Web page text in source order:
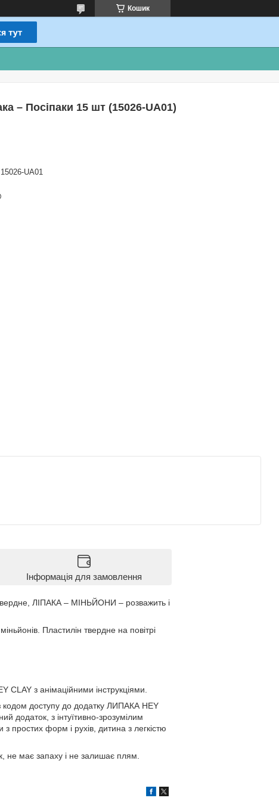
Кошик
– Посіпаки 15 шт (15026-UA01)
15026-UA01
Інформація для замовлення
ЛІПАКА – МІНЬЙОНИ – розважить і
Пластилін твердне на повітрі
з анімаційними інструкціями.
кодом доступу до додатку ЛИПАКА HEY
додаток, з інтуїтивно-зрозумілим
простих форм і рухів, дитина з легкістю
не має запаху і не залишає плям.